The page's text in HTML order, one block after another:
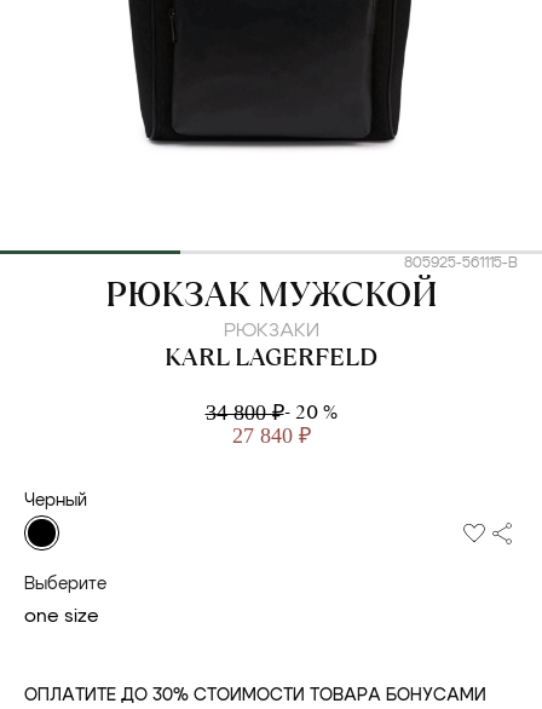
805925-561115-B
KARL LAGERFELD
РЮКЗАК МУЖСКОЙ
РЮКЗАКИ
KARL LAGERFELD
34 800 ₽- 20 %
27 840 ₽
Черный
Выберите
one size
ОПЛАТИТЕ ДО 30% СТОИМОСТИ ТОВАРА БОНУСАМИ